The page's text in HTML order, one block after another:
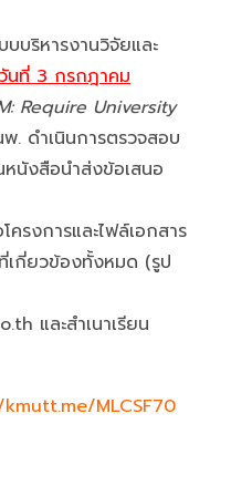
บบริหารงานวิจัยและ
นที่3กรกฎาคม
Require University
. ดำเนินการตรวจสอบ
หนังสือนำส่งข้อเสนอ
รงการและไฟล์เอกสาร
เกี่ยวข้องทั้งหมด (รูป
และสำเนาเรียน
MLCSF70